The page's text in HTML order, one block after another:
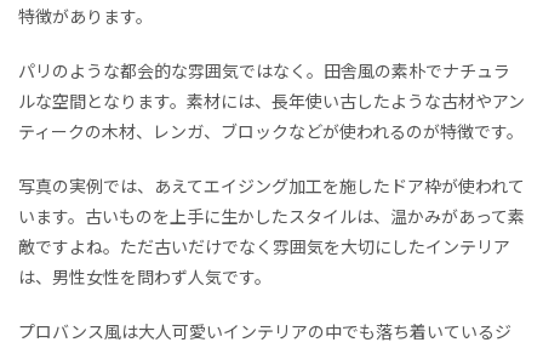
特徴があります。
パリのような都会的な雰囲気ではなく。田舎風の素朴でナチュラ
ルな空間となります。素材には、長年使い古したような古材やアン
ティークの木材、レンガ、ブロックなどが使われるのが特徴です。
写真の実例では、あえてエイジング加工を施したドア枠が使われて
います。古いものを上手に生かしたスタイルは、温かみがあって素
敵ですよね。ただ古いだけでなく雰囲気を大切にしたインテリア
は、男性女性を問わず人気です。
プロバンス風は大人可愛いインテリアの中でも落ち着いているジ